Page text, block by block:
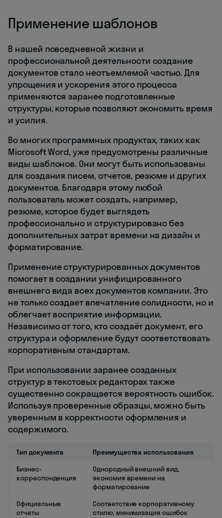
Применение шаблонов
В нашей повседневной жизни и
профессиональной деятельности создание
документов стало неотъемлемой частью. Для
упрощения и ускорения этого процесса
применяются заранее подготовленные
структуры, которые позволяют экономить время
и усилия.
Во многих программных продуктах, таких как
Microsoft Word, уже предусмотрены различные
виды шаблонов. Они могут быть использованы
для создания писем, отчетов, резюме и других
документов. Благодаря этому любой
пользователь может создать, например,
резюме, которое будет выглядеть
профессионально и структурировано без
дополнительных затрат времени на дизайн и
форматирование.
Применение структурированных документов
помогает в создании унифицированного
внешнего вида всех документов компании. Это
не только создает впечатление солидности, но и
облегчает восприятие информации.
Независимо от того, кто создаёт документ, его
структура и оформление будут соответствовать
корпоративным стандартам.
При использовании заранее созданных
структур в текстовых редакторах также
существенно сокращается вероятность ошибок.
Используя проверенные образцы, можно быть
уверенным в корректности оформления и
содержимого.
Тип документа
Преимущества использования
Бизнес-
корреспонденция
Однородный внешний вид,
экономия времени на
форматирование
Официальные
отчеты
Соответствие корпоративному
стилю, минимизация ошибок